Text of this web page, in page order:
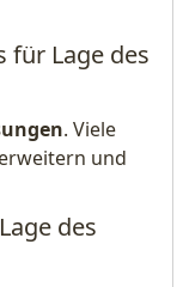
für Lage des
. Viele
und
des